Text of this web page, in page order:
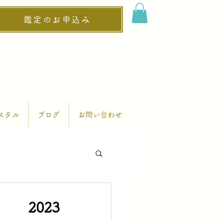
鑑定のお申込み
タル ブログ お問い合わせ
2023